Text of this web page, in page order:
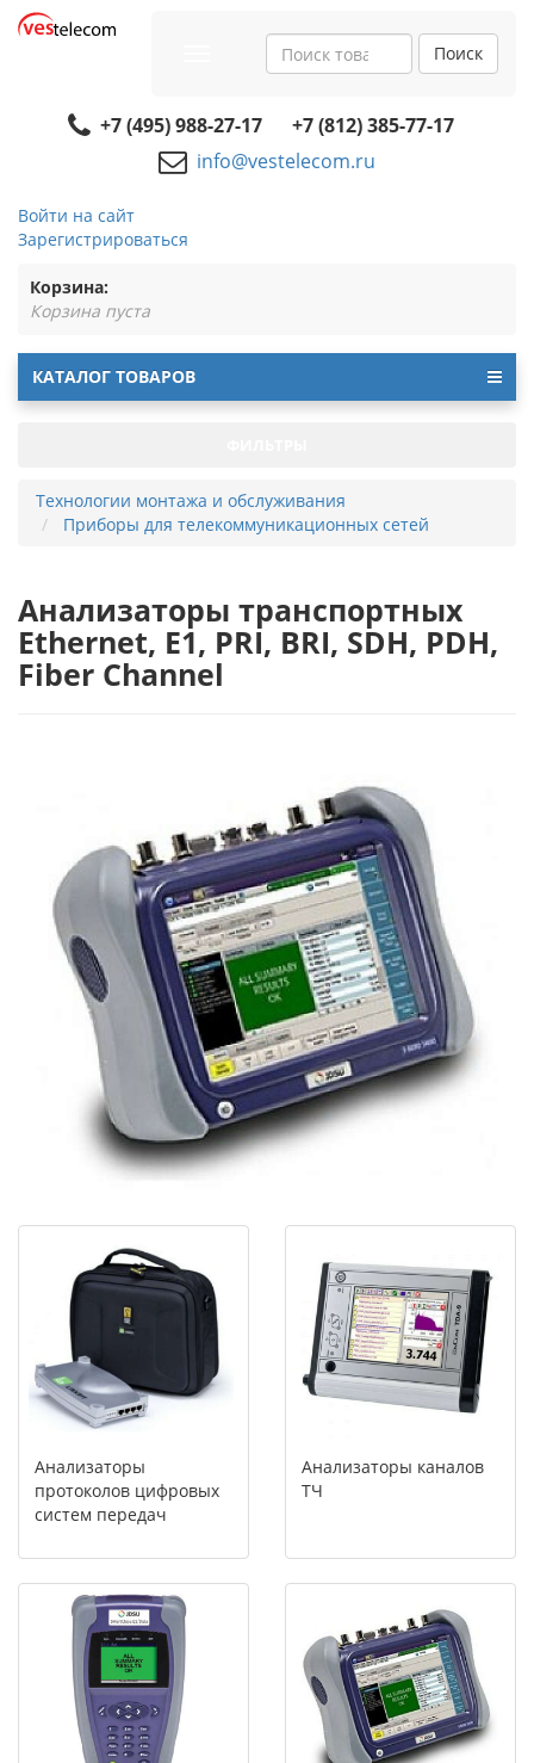
navigation
Поиск
+7 (495) 988-27-17
+7 (812) 385-77-17
info@vestelecom.ru
Войти на сайт
Зарегистрироваться
Корзина:
Корзина пуста
КАТАЛОГ ТОВАРОВ
Технологии монтажа и обслуживания
Приборы для телекоммуникационных сетей
Анализаторы транспортных
Ethernet, E1, PRI, BRI, SDH, PDH,
Fiber Channel
Анализаторы
протоколов цифровых
систем передач
Анализаторы каналов
ТЧ